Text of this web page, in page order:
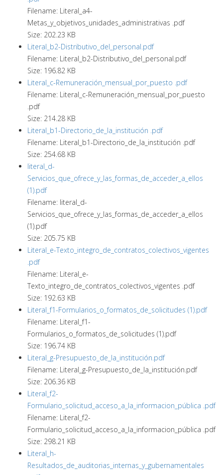
Filename: Literal_a4-
Metas_y_objetivos_unidades_administrativas .pdf
Size: 202.23 KB
Literal_b2-Distributivo_del_personal.pdf
Filename: Literal_b2-Distributivo_del_personal.pdf
Size: 196.82 KB
Literal_c-Remuneración_mensual_por_puesto .pdf
Filename: Literal_c-Remuneración_mensual_por_puesto
.pdf
Size: 214.28 KB
Literal_b1-Directorio_de_la_institución .pdf
Filename: Literal_b1-Directorio_de_la_institución .pdf
Size: 254.68 KB
literal_d-
Servicios_que_ofrece_y_las_formas_de_acceder_a_ellos
(1).pdf
Filename: literal_d-
Servicios_que_ofrece_y_las_formas_de_acceder_a_ellos
(1).pdf
Size: 205.75 KB
Literal_e-Texto_integro_de_contratos_colectivos_vigentes
.pdf
Filename: Literal_e-
Texto_integro_de_contratos_colectivos_vigentes .pdf
Size: 192.63 KB
Literal_f1-Formularios_o_formatos_de_solicitudes (1).pdf
Filename: Literal_f1-
Formularios_o_formatos_de_solicitudes (1).pdf
Size: 196.74 KB
Literal_g-Presupuesto_de_la_institución.pdf
Filename: Literal_g-Presupuesto_de_la_institución.pdf
Size: 206.36 KB
Literal_f2-
Formulario_solicitud_acceso_a_la_informacion_pública .pdf
Filename: Literal_f2-
Formulario_solicitud_acceso_a_la_informacion_pública .pdf
Size: 298.21 KB
Literal_h-
Resultados_de_auditorias_internas_y_gubernamentales